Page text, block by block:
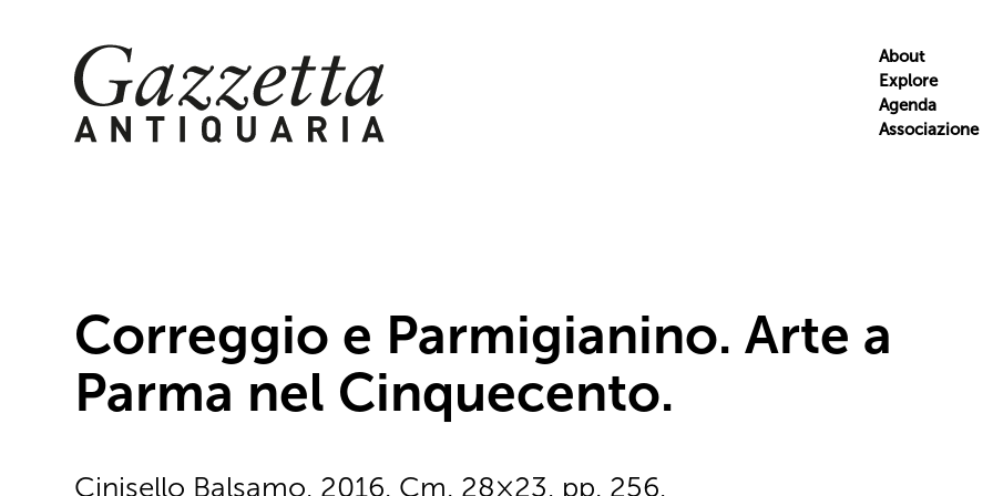
Skip
to
content
About
Explore
Agenda
Associazione
Correggio e Parmigianino. Arte a
Parma nel Cinquecento.
Cinisello Balsamo, 2016. Cm. 28×23, pp. 256,